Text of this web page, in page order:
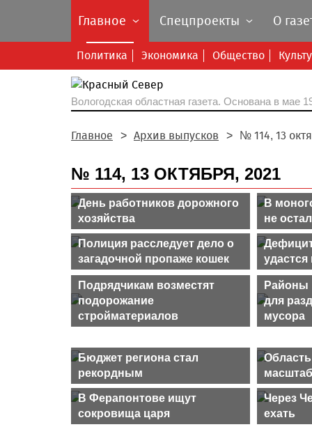
Главное
Политика Экономика Общество
Спецпроекты О
Вологодская областная газета. Основана в мае
Главное Архив выпусков № 114, 13
№ 114, 13 ОКТЯБРЯ, 2021
День работников дорожного
хозяйства
В
не
Полиция расследует дело о
загадочной пропаже кошек
удастся
Подрядчикам возместят
подорожание
стройматериалов
Районы
для
мусора
Бюджет региона стал
рекордным
В Ферапонтове ищут
сокровища царя
Через
ехать